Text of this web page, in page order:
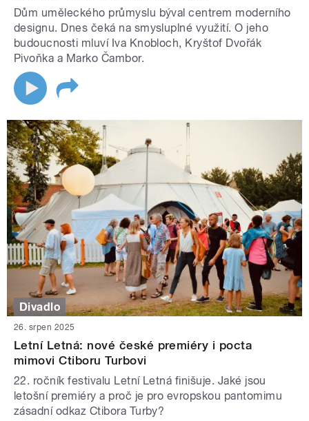
Dům uměleckého průmyslu býval centrem moderního
designu. Dnes čeká na smysluplné využití. O jeho
budoucnosti mluví Iva Knobloch, Kryštof Dvořák
Pivoňka a Marko Čambor.
Divadlo
26. srpen 2025
Letní Letná: nové české premiéry i pocta
mimovi Ctiboru Turbovi
22. ročník festivalu Letní Letná finišuje. Jaké jsou
letošní premiéry a proč je pro evropskou pantomimu
zásadní odkaz Ctibora Turby?